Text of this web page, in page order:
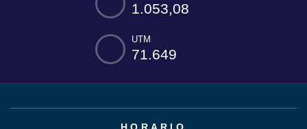
1.053,08
UTM
71.649